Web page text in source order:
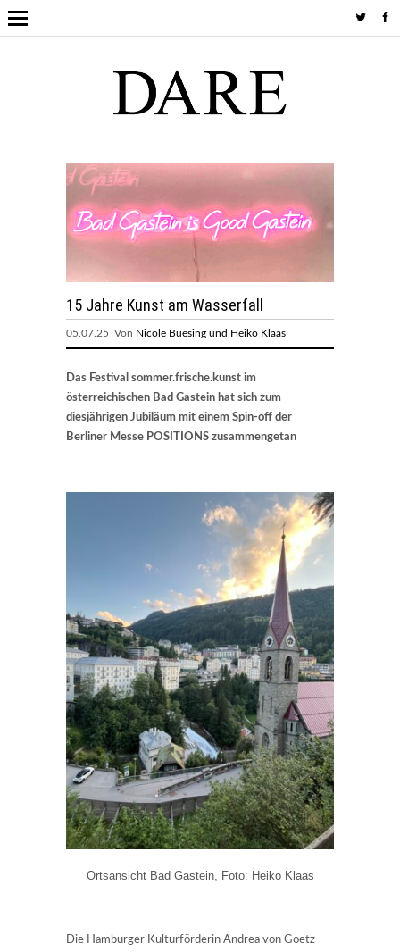
15 Jahre Kunst am Wasserfall
05.07.25 Von Nicole Buesing und Heiko Klaas
Das Festival sommer.frische.kunst im
österreichischen Bad Gastein hat sich zum
diesjährigen Jubiläum mit einem Spin-off der
Berliner Messe POSITIONS zusammengetan
Ortsansicht Bad Gastein, Foto: Heiko Klaas
Die Hamburger Kulturförderin Andrea von Goetz